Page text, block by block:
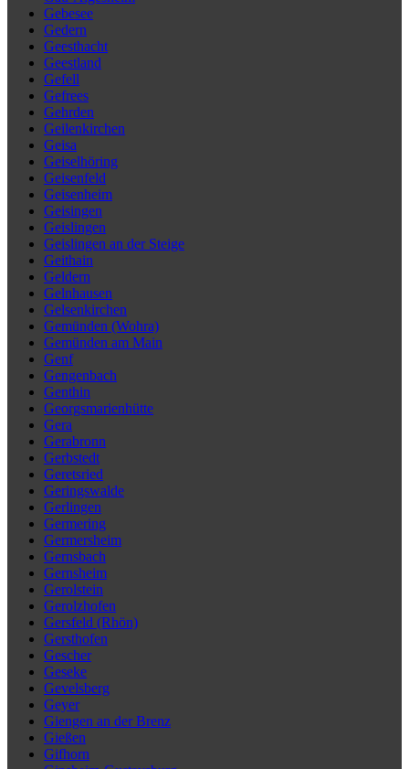
Gebesee
Gedern
Geesthacht
Geestland
Gefell
Gefrees
Gehrden
Geilenkirchen
Geisa
Geiselhöring
Geisenfeld
Geisenheim
Geisingen
Geislingen
Geislingen an der Steige
Geithain
Geldern
Gelnhausen
Gelsenkirchen
Gemünden (Wohra)
Gemünden am Main
Genf
Gengenbach
Genthin
Georgsmarienhütte
Gera
Gerabronn
Gerbstedt
Geretsried
Geringswalde
Gerlingen
Germering
Germersheim
Gernsbach
Gernsheim
Gerolstein
Gerolzhofen
Gersfeld (Rhön)
Gersthofen
Gescher
Geseke
Gevelsberg
Geyer
Giengen an der Brenz
Gießen
Gifhorn